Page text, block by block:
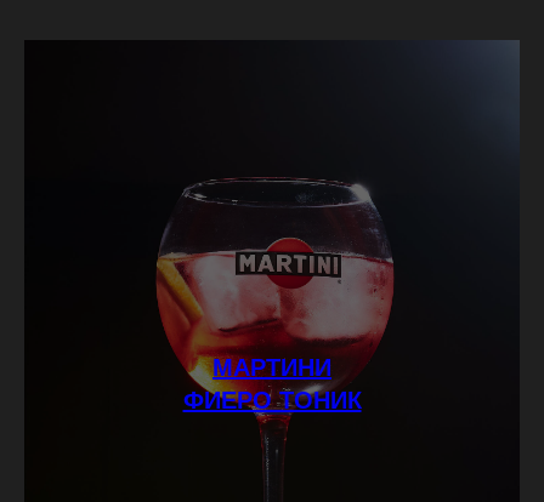
МАРТИНИ
ФИЕРО ТОНИК